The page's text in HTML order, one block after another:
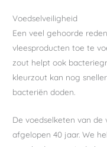
Voedselveiligheid
Een veel gehoorde
vleesproducten toe te
zout helpt ook
kleurzout kan nog
bacteriën doden.
De voedselketen van de
afgelopen 40 jaar. We